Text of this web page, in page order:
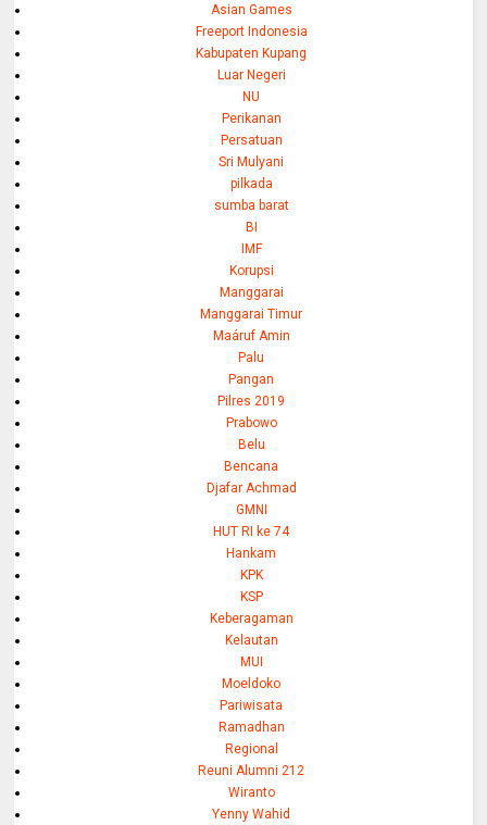
Asian Games
Freeport Indonesia
Kabupaten Kupang
Luar Negeri
NU
Perikanan
Persatuan
Sri Mulyani
pilkada
sumba barat
BI
IMF
Korupsi
Manggarai
Manggarai Timur
Maáruf Amin
Palu
Pangan
Pilres 2019
Prabowo
Belu
Bencana
Djafar Achmad
GMNI
HUT RI ke 74
Hankam
KPK
KSP
Keberagaman
Kelautan
MUI
Moeldoko
Pariwisata
Ramadhan
Regional
Reuni Alumni 212
Wiranto
Yenny Wahid